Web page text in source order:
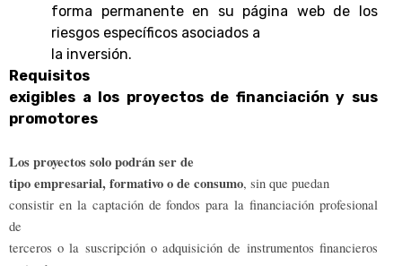
forma permanente en su página web de los
riesgos específicos asociados a
la inversión.
Requisitos
exigibles a los proyectos de financiación y sus
promotores
Los proyectos solo podrán ser de
tipo empresarial, formativo o de consumo, sin que puedan
consistir en la captación de fondos para la financiación profesional
de
terceros o la suscripción o adquisición de instrumentos financieros